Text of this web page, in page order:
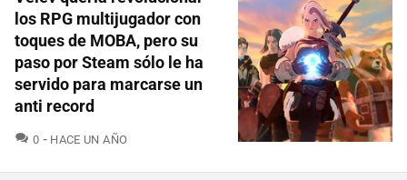
los RPG multijugador con
toques de MOBA, pero su
paso por Steam sólo le ha
servido para marcarse un
anti record
0 COMENTARIOS
HACE UN AÑO